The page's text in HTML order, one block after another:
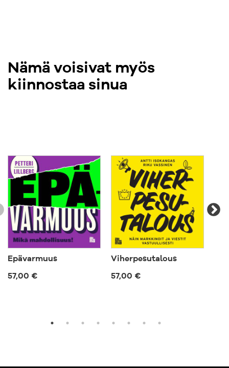
Nämä voisivat myös
kiinnostaa sinua
Epävarmuus
57,00 €
Viherpesutalous
57,00 €